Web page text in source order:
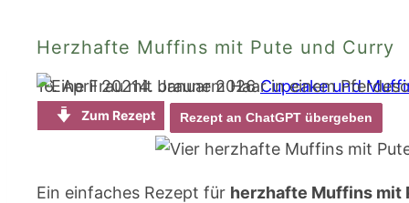
Herzhafte Muffins mit Pute und Curry
16. April 20214. Januar 2026 Cupcake und
Zum Rezept Rezept an ChatGPT übergeben
Ein einfaches Rezept für herzhafte Muffins mit